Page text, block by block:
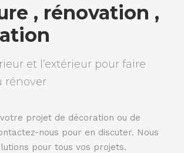
, rénovation ,
et l’extérieur pour faire
rénover
projet de décoration ou de
nous pour en discuter. Nous
pour tous vos projets.